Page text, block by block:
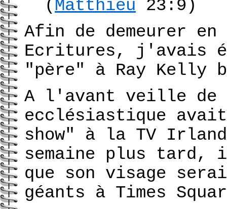
( Matthieu 23:9)
Afin de demeurer
Ecritures, j'avais
"père" à Ray Kelly
A l'avant veille de
ecclésiastique
show" à la TV
semaine plus
que son visage
géants à Times